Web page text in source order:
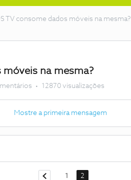
TV consome dados móveis na mesma?
móveis na mesma?
12870 visualizações
Mostre a primeira mensagem
1 2